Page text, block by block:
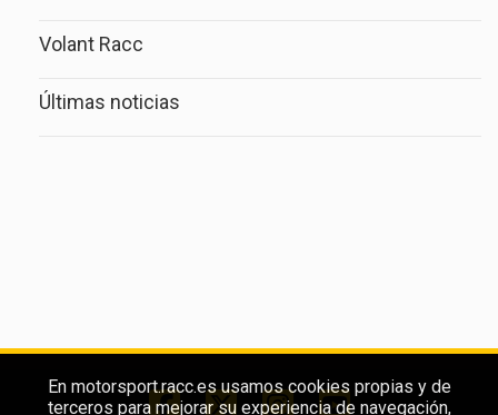
Volant Racc
Últimas noticias
En motorsport.racc.es usamos cookies propias y de
terceros para mejorar su experiencia de navegación,